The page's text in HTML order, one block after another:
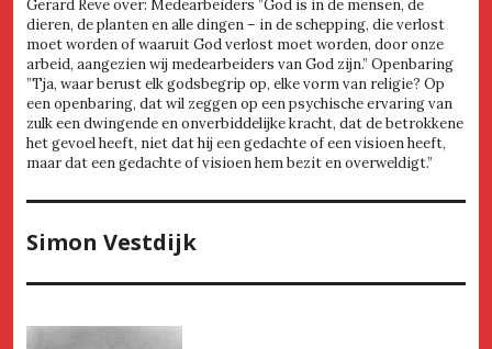
Gerard Reve over: Medearbeiders ”God is in de mensen, de
dieren, de planten en alle dingen – in de schepping, die verlost
moet worden of waaruit God verlost moet worden, door onze
arbeid, aangezien wij medearbeiders van God zijn.” Openbaring
”Tja, waar berust elk godsbegrip op, elke vorm van religie? Op
een openbaring, dat wil zeggen op een psychische ervaring van
zulk een dwingende en onverbiddelijke kracht, dat de betrokkene
het gevoel heeft, niet dat hij een gedachte of een visioen heeft,
maar dat een gedachte of visioen hem bezit en overweldigt.”
Simon Vestdijk